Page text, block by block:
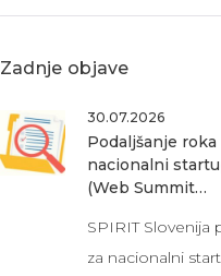
Zadnje objave
30.07.2026
Podaljšanje
nacionalni
(Web Summit…
SPIRIT Slovenija
za nacionalni